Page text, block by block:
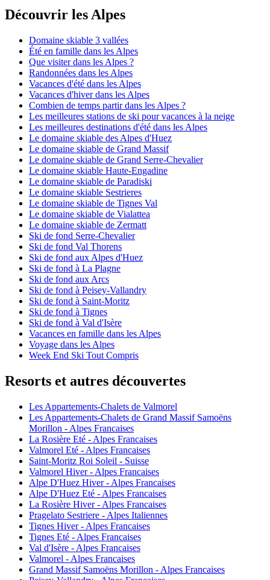
Découvrir les Alpes
Domaine skiable 3 vallées
Été en famille dans les Alpes
Que visiter dans les Alpes ?
Randonnées dans les Alpes
Vacances d'été dans les Alpes
Vacances d'hiver dans les Alpes
Combien de temps partir dans les Alpes ?
Les meilleures stations de ski pour vacances à la neige
Les meilleures destinations d'été dans les Alpes
Le domaine skiable des Alpes d'Huez
Le domaine skiable de Grand Massif
Le domaine skiable de Grand Serre-Chevalier
Le domaine skiable Haute-Engadine
Le domaine skiable de Paradiski
Le domaine skiable Sestrieres
Le domaine skiable de Tignes Val
Le domaine skiable de Vialattea
Le domaine skiable de Zermatt
Ski de fond Serre-Chevalier
Ski de fond Val Thorens
Ski de fond aux Alpes d'Huez
Ski de fond à La Plagne
Ski de fond aux Arcs
Ski de fond à Peisey-Vallandry
Ski de fond à Saint-Moritz
Ski de fond à Tignes
Ski de fond à Val d'Isère
Vacances en famille dans les Alpes
Voyage dans les Alpes
Week End Ski Tout Compris
Resorts et autres découvertes
Les Appartements-Chalets de Valmorel
Les Appartements-Chalets de Grand Massif Samoëns
Morillon - Alpes Francaises
La Rosière Eté - Alpes Francaises
Valmorel Eté - Alpes Francaises
Saint-Moritz Roi Soleil - Suisse
Valmorel Hiver - Alpes Francaises
Alpe D'Huez Hiver - Alpes Francaises
Alpe D'Huez Eté - Alpes Francaises
La Rosière Hiver - Alpes Francaises
Pragelato Sestriere - Alpes Italiennes
Tignes Hiver - Alpes Francaises
Tignes Eté - Alpes Francaises
Val d'Isère - Alpes Francaises
Valmorel - Alpes Francaises
Grand Massif Samoëns Morillon - Alpes Francaises